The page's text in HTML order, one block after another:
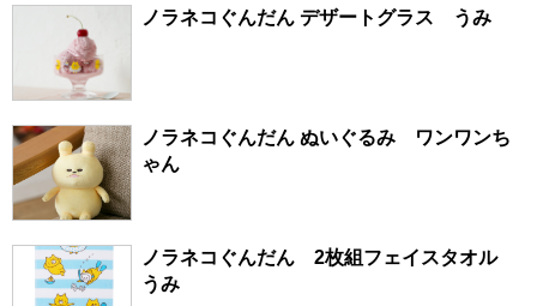
ノラネコぐんだん デザートグラス うみ
ノラネコぐんだん ぬいぐるみ ワンワンち
ゃん
ノラネコぐんだん 2枚組フェイスタオル
うみ